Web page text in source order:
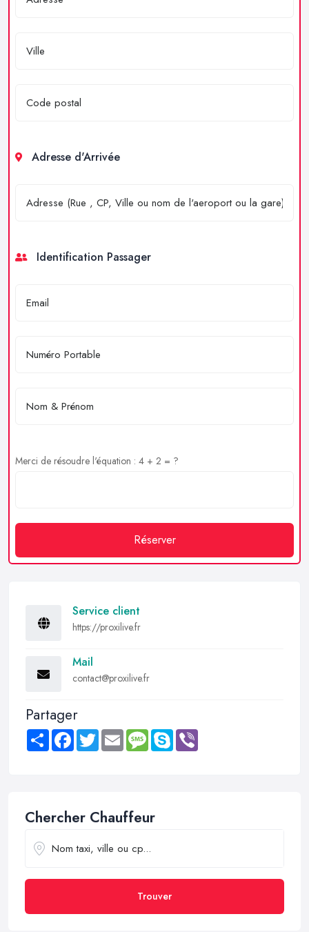
Adresse d'Arrivée
Identification Passager
Merci de résoudre l'équation : 4 + 2 = ?
Réserver
Service client
https://proxilive.fr
Mail
contact@proxilive.fr
Partager
Share FacebookTwitter Email MessageSkype
Chercher Chauffeur
Trouver